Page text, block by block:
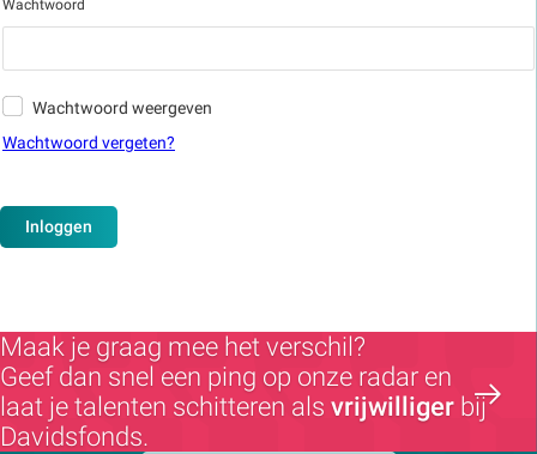
Wachtwoord
Wachtwoord weergeven
Wachtwoord vergeten?
Inloggen
Maak je graag mee het verschil?
Geef dan snel een ping op onze radar en
laat je talenten schitteren als vrijwilliger bij
Davidsfonds.
Zoeken